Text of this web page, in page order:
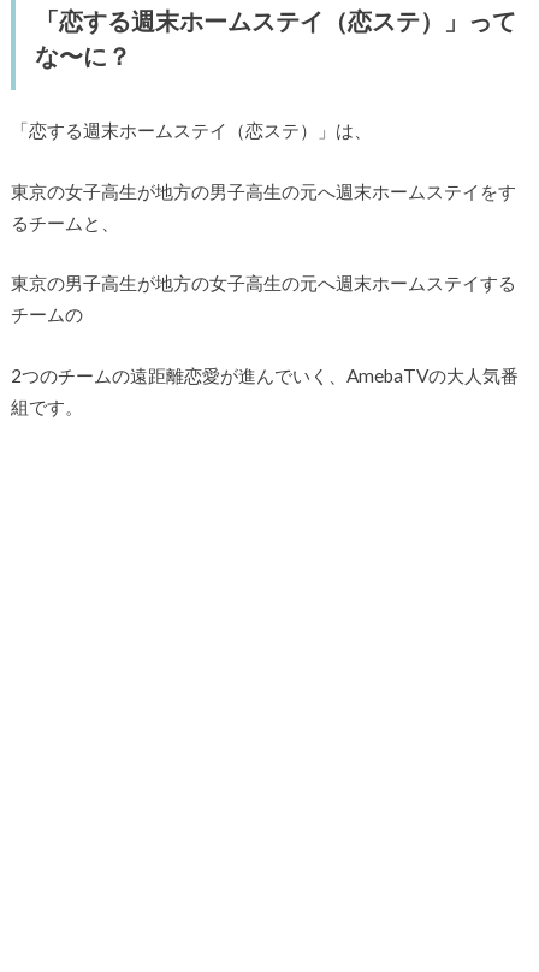
「恋する週末ホームステイ（恋ステ）」って
な〜に？
「恋する週末ホームステイ（恋ステ）」は、
東京の女子高生が地方の男子高生の元へ週末ホームステイをす
るチームと、
東京の男子高生が地方の女子高生の元へ週末ホームステイする
チームの
2つのチームの遠距離恋愛が進んでいく、AmebaTVの大人気番
組です。